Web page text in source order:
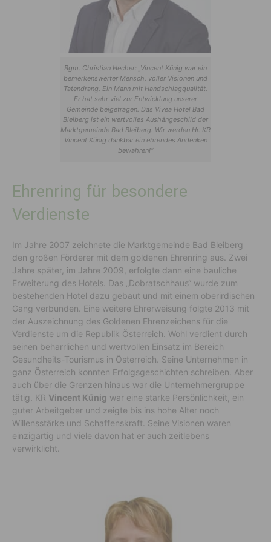
Bgm. Christian Hecher: „Vincent Künig war ein
bemerkenswerter Mensch, voller Visionen und
Tatendrang. Ein Mann mit Handschlagqualität.
Er hat sehr viel zur Entwicklung unserer
Gemeinde beigetragen. Das Vivea Hotel Bad
Bleiberg ist ein wertvolles Aushängeschild der
Marktgemeinde Bad Bleiberg. Wir werden Hr. KR
Vincent Künig dankbar ein ehrendes Andenken
bewahren!“
Ehrenring für besondere
Verdienste
Im Jahre 2007 zeichnete die Marktgemeinde Bad Bleiberg
den großen Förderer mit dem goldenen Ehrenring aus. Zwei
Jahre später, im Jahre 2009, erfolgte dann eine bauliche
Erweiterung des Hotels. Das „Dobratschhaus“ wurde zum
bestehenden Hotel dazu gebaut und mit einem oberirdischen
Gang verbunden. Eine weitere Ehrerweisung folgte 2013 mit
der Auszeichnung des Goldenen Ehrenzeichens für die
Verdienste um die Republik Österreich. Wohl verdient durch
seinen beharrlichen und wertvollen Einsatz im Bereich
Gesundheits-Tourismus in Österreich. Seine Unternehmen in
ganz Österreich konnten Erfolgsgeschichten schreiben. Aber
auch über die Grenzen hinaus war die Unternehmergruppe
tätig. KR Vincent Künig war eine starke Persönlichkeit, ein
guter Arbeitgeber und zeigte bis ins hohe Alter noch
Willensstärke und Schaffenskraft. Seine Visionen waren
einzigartig und viele davon hat er auch zeitlebens
verwirklicht.